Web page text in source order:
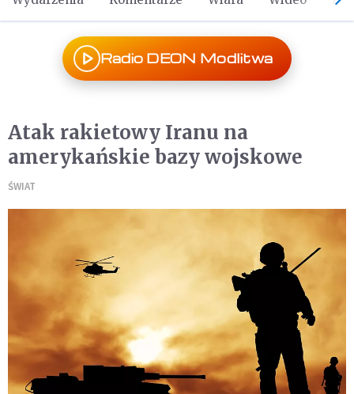
Radio DEON Modlitwa
Atak rakietowy Iranu na
amerykańskie bazy wojskowe
ŚWIAT